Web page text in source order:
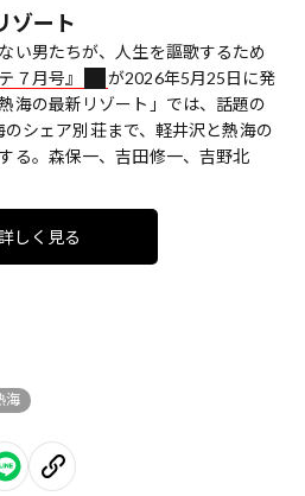
ゾート
い男たちが、人生を謳歌するため
７月号』
が2026年5月25日に発
海の最新リゾート」では、話題の
のシェア別荘まで、軽井沢と熱海の
る。森保一、吉田修一、吉野北
しく見る
海